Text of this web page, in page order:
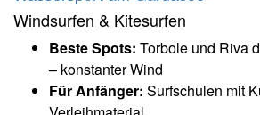
Windsurfen & Kitesurfen
Beste Spots: Torbole und Riva
– konstanter Wind
Für Anfänger: Surfschulen mit